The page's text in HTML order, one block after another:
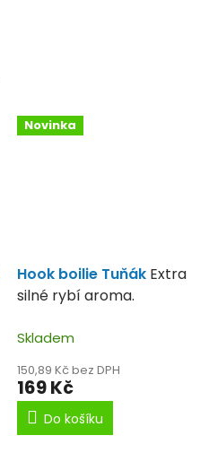
Novinka
Hook boilie Tuňák Extra
silné rybí aroma.
Skladem
150,89 Kč bez DPH
169 Kč
Do košíku